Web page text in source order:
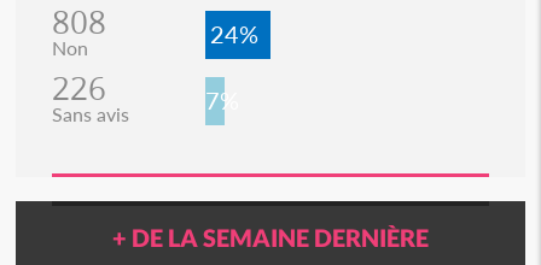
808
Non 24%
226
Sans avis 7%
+ DE LA SEMAINE DERNIÈRE